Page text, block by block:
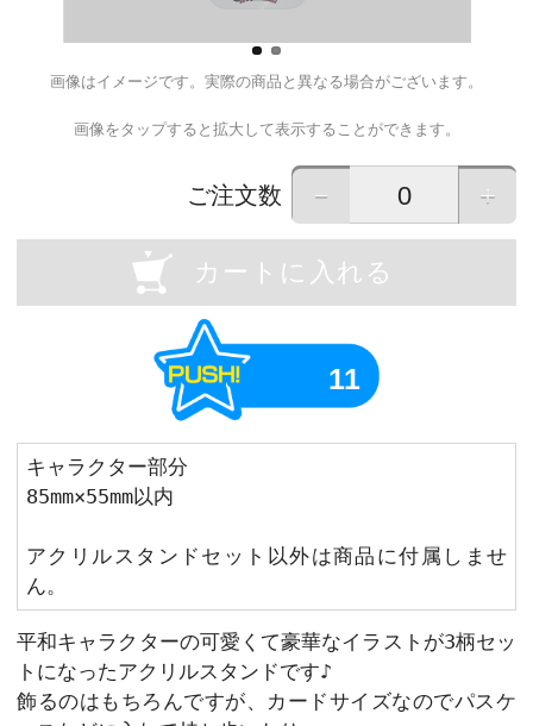
画像はイメージです。実際の商品と異なる場
画像をタップすると拡大して表示すること
ご注文数 －